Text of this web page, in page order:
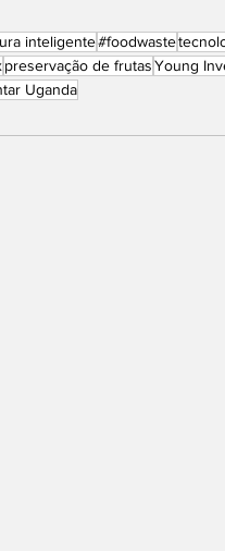
inteligente#foodwaste
preservação de frutasYoung
Uganda